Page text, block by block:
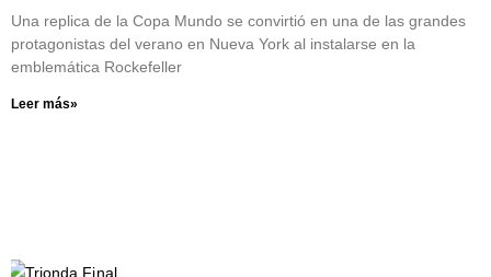
Una replica de la Copa Mundo se convirtió en una de las grandes
protagonistas del verano en Nueva York al instalarse en la
emblemática Rockefeller
Leer más»